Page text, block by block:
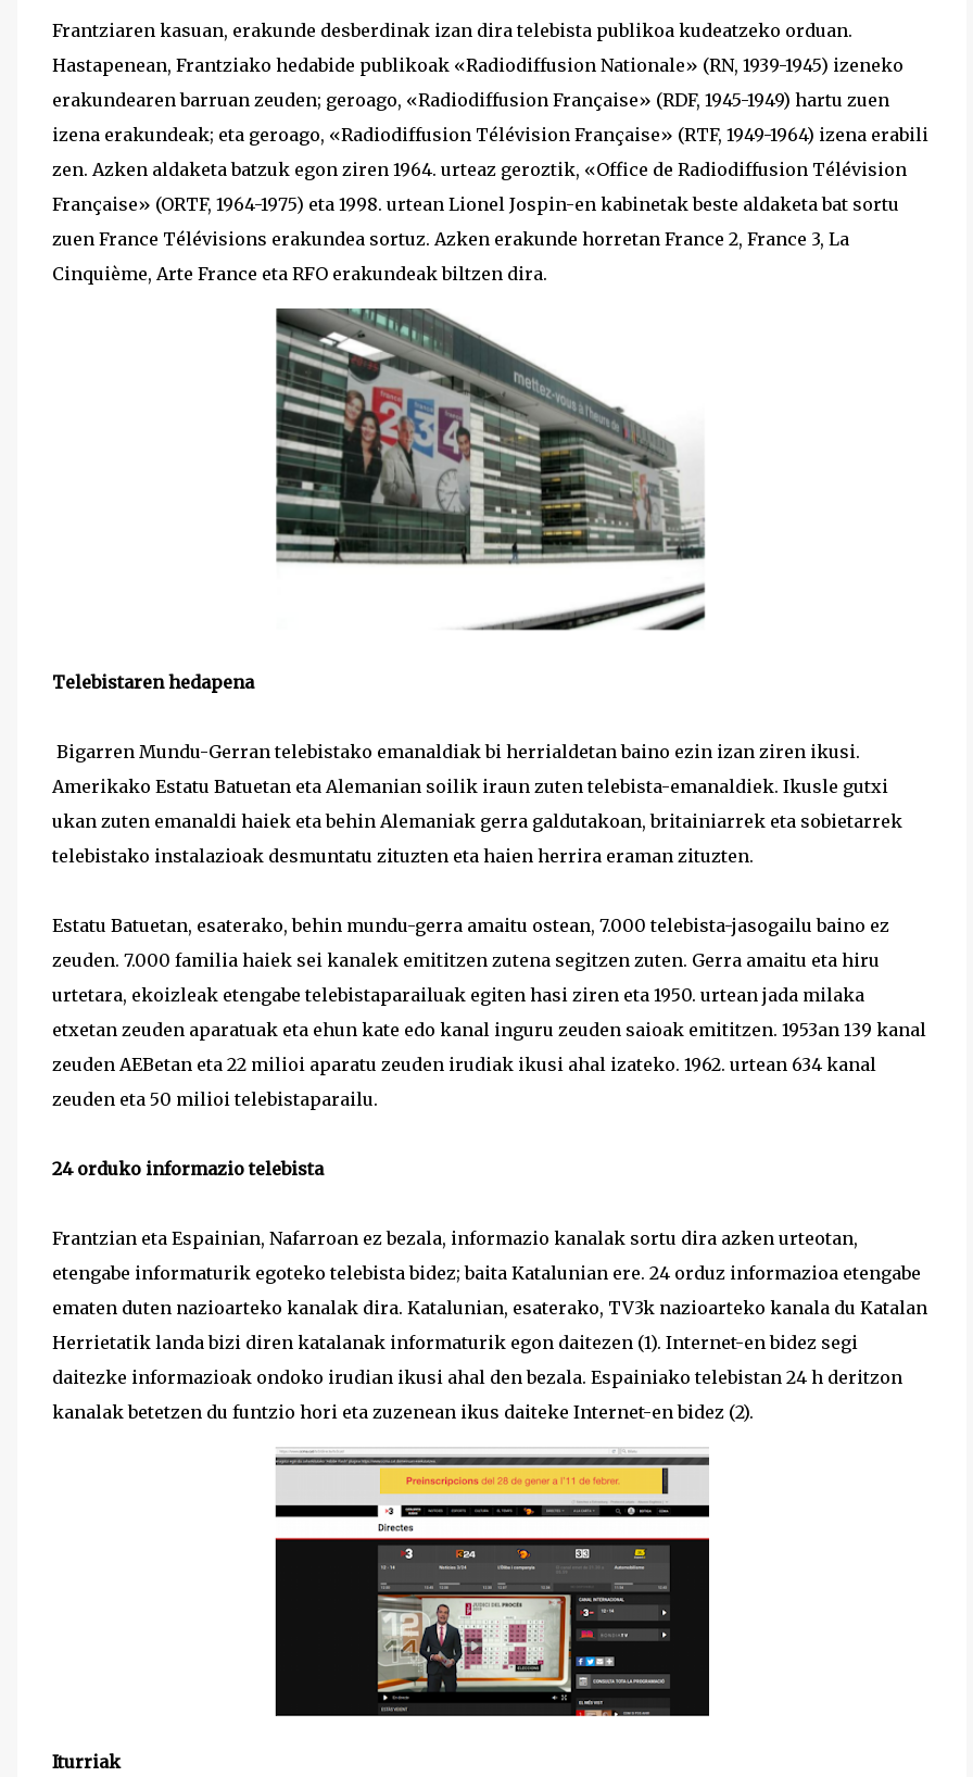
Frantziaren kasuan, erakunde desberdinak izan dira telebista publikoa kudeatzeko orduan.
Hastapenean, Frantziako hedabide publikoak «Radiodiffusion Nationale» (RN, 1939-1945) izeneko
erakundearen barruan zeuden; geroago, «Radiodiffusion Française» (RDF, 1945-1949) hartu zuen
izena erakundeak; eta geroago, «Radiodiffusion Télévision Française» (RTF, 1949-1964) izena erabili
zen. Azken aldaketa batzuk egon ziren 1964. urteaz geroztik, «Office de Radiodiffusion Télévision
Française» (ORTF, 1964-1975) eta 1998. urtean Lionel Jospin-en kabinetak beste aldaketa bat sortu
zuen France Télévisions erakundea sortuz. Azken erakunde horretan France 2, France 3, La
Cinquième, Arte France eta RFO erakundeak biltzen dira.
Telebistaren hedapena
Bigarren Mundu-Gerran telebistako emanaldiak bi herrialdetan baino ezin izan ziren ikusi.
Amerikako Estatu Batuetan eta Alemanian soilik iraun zuten telebista-emanaldiek. Ikusle gutxi
ukan zuten emanaldi haiek eta behin Alemaniak gerra galdutakoan, britainiarrek eta sobietarrek
telebistako instalazioak desmuntatu zituzten eta haien herrira eraman zituzten.
Estatu Batuetan, esaterako, behin mundu-gerra amaitu ostean, 7.000 telebista-jasogailu baino ez
zeuden. 7.000 familia haiek sei kanalek emititzen zutena segitzen zuten. Gerra amaitu eta hiru
urtetara, ekoizleak etengabe telebistaparailuak egiten hasi ziren eta 1950. urtean jada milaka
etxetan zeuden aparatuak eta ehun kate edo kanal inguru zeuden saioak emititzen. 1953an 139 kanal
zeuden AEBetan eta 22 milioi aparatu zeuden irudiak ikusi ahal izateko. 1962. urtean 634 kanal
zeuden eta 50 milioi telebistaparailu.
24 orduko informazio telebista
Frantzian eta Espainian, Nafarroan ez bezala, informazio kanalak sortu dira azken urteotan,
etengabe informaturik egoteko telebista bidez; baita Katalunian ere. 24 orduz informazioa etengabe
ematen duten nazioarteko kanalak dira. Katalunian, esaterako, TV3k nazioarteko kanala du Katalan
Herrietatik landa bizi diren katalanak informaturik egon daitezen (1). Internet-en bidez segi
daitezke informazioak ondoko irudian ikusi ahal den bezala. Espainiako telebistan 24 h deritzon
kanalak betetzen du funtzio hori eta zuzenean ikus daiteke Internet-en bidez (2).
Iturriak